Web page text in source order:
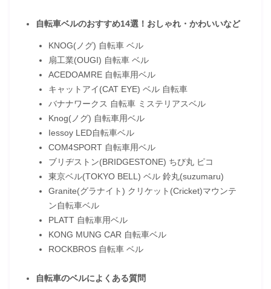
自転車ベルのおすすめ14選！おしゃれ・かわいいなど
KNOG(ノグ) 自転車 ベル
扇工業(OUGI) 自転車 ベル
ACEDOAMRE 自転車用ベル
キャットアイ(CAT EYE) ベル 自転車
バナナワークス 自転車 ミステリアスベル
Knog(ノグ) 自転車用ベル
Iessoy LED自転車ベル
COM4SPORT 自転車用ベル
ブリヂストン(BRIDGESTONE) ちび丸 ピコ
東京ベル(TOKYO BELL) ベル 鈴丸(suzumaru)
Granite(グラナイト) クリケット(Cricket)マウンテ
ン自転車ベル
PLATT 自転車用ベル
KONG MUNG CAR 自転車ベル
ROCKBROS 自転車 ベル
自転車のベルによくある質問